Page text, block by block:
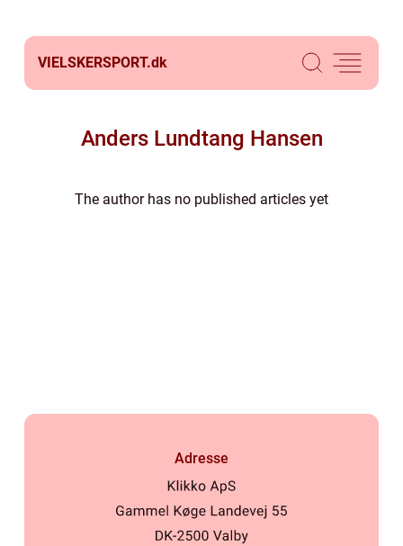
VIELSKERSPORT.dk
Anders Lundtang Hansen
The author has no published articles yet
Adresse